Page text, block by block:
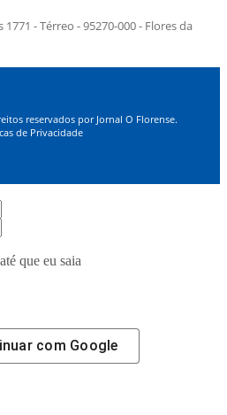
- Térreo - 95270-000 - Flores da
reservados por Jornal O Florense.
de Privacidade
que eu saia
com Google